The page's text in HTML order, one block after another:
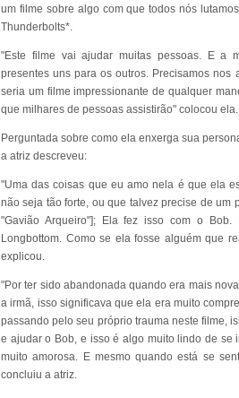
um filme sobre algo com que todos nós
Thunderbolts*.
"Este filme vai ajudar muitas pessoas. E a
presentes uns para os outros. Precisamos nos
seria um filme impressionante de qualquer
que milhares de pessoas assistirão" colocou ela.
Perguntada sobre como ela enxerga sua
a atriz descreveu:
"Uma das coisas que eu amo nela é que ela
não seja tão forte, ou que talvez precise de um
"Gavião Arqueiro"]; Ela fez isso com o
Longbottom. Como se ela fosse alguém que
explicou.
"Por ter sido abandonada quando era mais
a irmã, isso significava que ela era muito
passando pelo seu próprio trauma neste filme,
e ajudar o Bob, e isso é algo muito lindo de se
muito amorosa. E mesmo quando está se
concluiu a atriz.